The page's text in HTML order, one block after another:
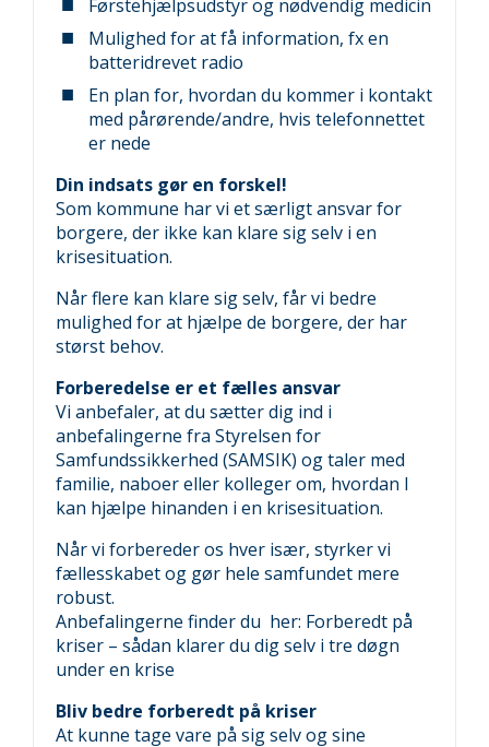
Førstehjælpsudstyr og nødvendig medicin
Mulighed for at få information, fx en
batteridrevet radio
En plan for, hvordan du kommer i kontakt
med pårørende/andre, hvis telefonnettet
er nede
Din indsats gør en forskel!
Som kommune har vi et særligt ansvar for
borgere, der ikke kan klare sig selv i en
krisesituation.
Når flere kan klare sig selv, får vi bedre
mulighed for at hjælpe de borgere, der har
størst behov.
Forberedelse er et fælles ansvar
Vi anbefaler, at du sætter dig ind i
anbefalingerne fra Styrelsen for
Samfundssikkerhed (SAMSIK) og taler med
familie, naboer eller kolleger om, hvordan I
kan hjælpe hinanden i en krisesituation.
Når vi forbereder os hver især, styrker vi
fællesskabet og gør hele samfundet mere
robust.
Anbefalingerne finder du her: Forberedt på
kriser – sådan klarer du dig selv i tre døgn
under en krise
Bliv bedre forberedt på kriser
At kunne tage vare på sig selv og sine